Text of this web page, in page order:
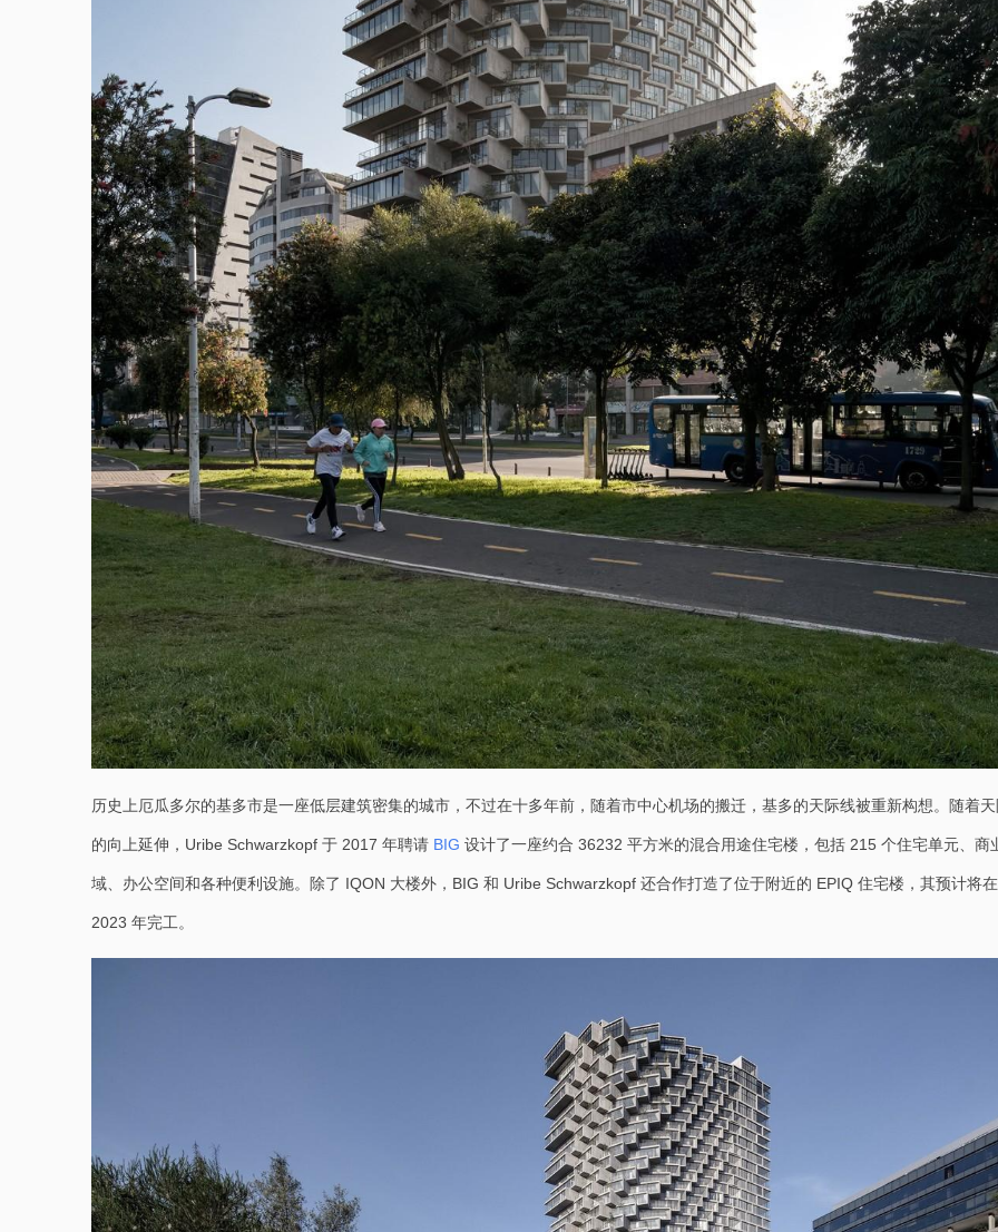
历史上厄瓜多尔的基多市是一座低层建筑密集的城市，不过在十多年前，随着市中心机场的搬迁，基多的天际线被重新构想。随着
的向上延伸，Uribe Schwarzkopf 于 2017 年聘请 BIG 设计了一座约合 36232 平方米的混合用途住宅楼，包括 215 个住宅单元、商
域、办公空间和各种便利设施。除了 IQON 大楼外，BIG 和 Uribe Schwarzkopf 还合作打造了位于附近的 EPIQ 住宅楼，其预计将在
2023 年完工。